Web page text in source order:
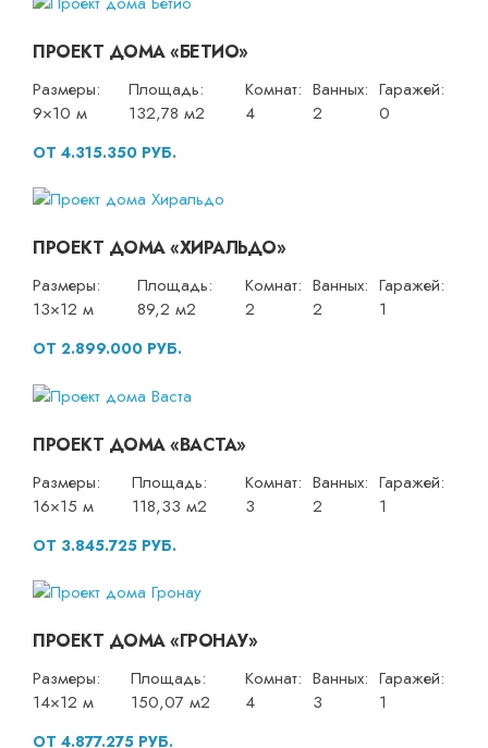
ПРОЕКТ ДОМА «БЕТИО»
Размеры:
9×10 м
Площадь:
132,78 м2
Комнат:
4
Ванных:
2
Гаражей:
0
ОТ 4.315.350 РУБ.
ПРОЕКТ ДОМА «ХИРАЛЬДО»
Размеры:
13×12 м
Площадь:
89,2 м2
Комнат:
2
Ванных:
2
Гаражей:
1
ОТ 2.899.000 РУБ.
ПРОЕКТ ДОМА «ВАСТА»
Размеры:
16×15 м
Площадь:
118,33 м2
Комнат:
3
Ванных:
2
Гаражей:
1
ОТ 3.845.725 РУБ.
ПРОЕКТ ДОМА «ГРОНАУ»
Размеры:
14×12 м
Площадь:
150,07 м2
Комнат:
4
Ванных:
3
Гаражей:
1
ОТ 4.877.275 РУБ.